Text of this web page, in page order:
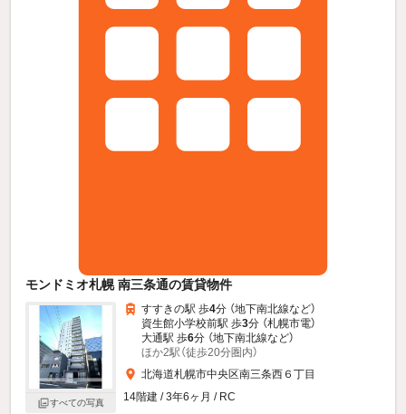
モンドミオ札幌 南三条通の賃貸物件
すべての写真
すすきの駅 歩4分 （地下南北線など）
資生館小学校前駅 歩3分 （札幌市電）
大通駅 歩6分 （地下南北線など）
ほか2駅（徒歩20分圏内）
北海道札幌市中央区南三条西６丁目
14階建 / 3年6ヶ月 / RC